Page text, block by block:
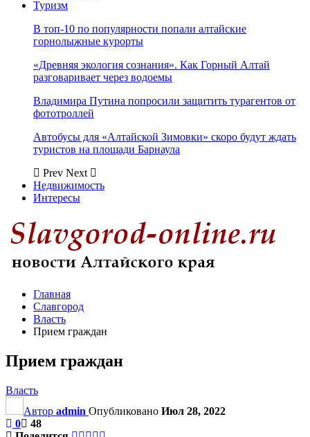
Туризм
В топ-10 по популярности попали алтайские
горнолыжные курорты
«Древняя экология сознания». Как Горный Алтай
разговаривает через водоемы
Владимира Путина попросили защитить турагентов от
фототроллей
Автобусы для «Алтайской Зимовки» скоро будут ждать
туристов на площади Барнаула
Prev Next
Недвижимость
Интересы
Главная
Славгород
Власть
Прием граждан
Прием граждан
Власть
Автор admin Опубликовано Июл 28, 2022
0
48